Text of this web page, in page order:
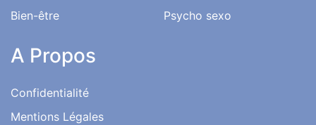
Bien-être
Psycho sexo
A Propos
Confidentialité
Mentions Légales